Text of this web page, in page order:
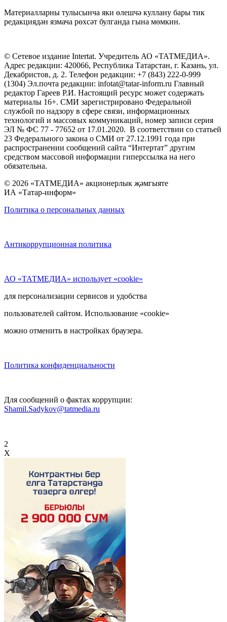
Материалларны тулысынча яки өлешчә куллану бары тик
редакциядән язмача рөхсәт булганда гына мөмкин.
© Сетевое издание Intertat. Учредитель АО «ТАТМЕДИА».
Адрес редакции: 420066, Республика Татарстан, г. Казань, ул.
Декабристов, д. 2. Телефон редакции: +7 (843) 222-0-999
(1304) Эл.почта редакции: infotat@tatar-inform.ru Главный
редактор Гареев Р.И. Настоящий ресурс может содержать
материалы 16+. СМИ зарегистрировано Федеральной
службой по надзору в сфере связи, информационных
технологий и массовых коммуникаций, номер записи серия
ЭЛ № ФС 77 - 77652 от 17.01.2020. В соответствии со статьей
23 Федерального закона о СМИ от 27.12.1991 года при
распространении сообщений сайта “Интертат” другим
средством массовой информации гиперссылка на него
обязательна.
© 2026 «ТАТМЕДИА» акционерлык җәмгыяте
ИА «Татар-информ»
Политика о персональных данных
Антикоррупционная политика
АО «ТАТМЕДИА» использует «cookie»
для персонализации сервисов и удобства
пользователей сайтом. Использование «cookie»
можно отменить в настройках браузера.
Политика конфиденциальности
Для сообщений о фактах коррупции:
Shamil.Sadykov@tatmedia.ru
2
X